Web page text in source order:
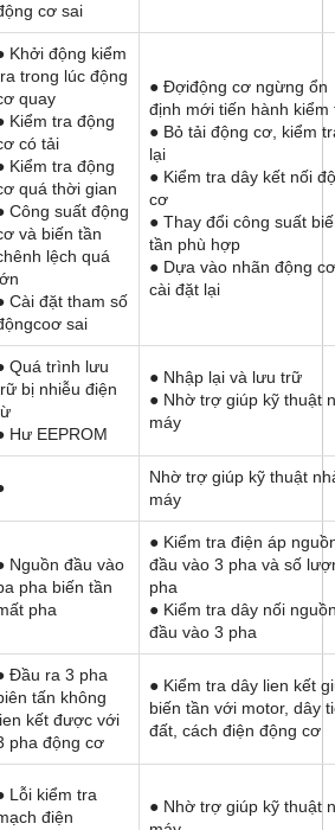
cơ sai
Khởi động kiểm
trong lúc động
quay
Kiểm tra động
có tải
Kiểm tra động
quá thời gian
Công suất động
và biến tần
lệch quá
Cài đặt tham số
sai
● Đợiđộng cơ ngừng ổn
định mới tiến hành kiểm
● Bỏ tải động cơ, kiểm
lại
● Kiểm tra dây kết nối
cơ
● Thay đổi công suất
tần phù hợp
● Dựa vào nhãn động cơ
cài đặt lại
Quá trình lưu
bị nhiễu điện
Hư EEPROM
● Nhập lại và lưu trữ
● Nhờ trợ giúp kỹ thuật
máy
Nhờ trợ giúp kỹ thuật
máy
Nguồn đầu vào
pha biến tần
pha
● Kiểm tra điện áp
đầu vào 3 pha và số
pha
● Kiểm tra dây nối
đầu vào 3 pha
Đầu ra 3 pha
tấn không
kết được với
pha động cơ
● Kiểm tra dây lien kết
biến tần với motor, dây
đất, cách điện động cơ
Lỗi kiểm tra
điện
● Nhờ trợ giúp kỹ thuật